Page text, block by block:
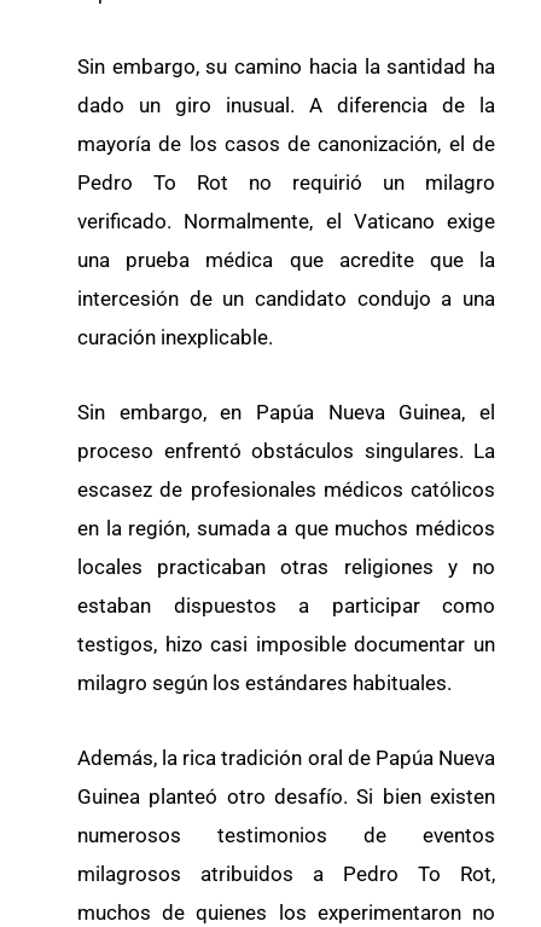
Sin embargo, su camino hacia la santidad ha
dado un giro inusual. A diferencia de la
mayoría de los casos de canonización, el de
Pedro To Rot no requirió un milagro
verificado. Normalmente, el Vaticano exige
una prueba médica que acredite que la
intercesión de un candidato condujo a una
curación inexplicable.
Sin embargo, en Papúa Nueva Guinea, el
proceso enfrentó obstáculos singulares. La
escasez de profesionales médicos católicos
en la región, sumada a que muchos médicos
locales practicaban otras religiones y no
estaban dispuestos a participar como
testigos, hizo casi imposible documentar un
milagro según los estándares habituales.
Además, la rica tradición oral de Papúa Nueva
Guinea planteó otro desafío. Si bien existen
numerosos testimonios de eventos
milagrosos atribuidos a Pedro To Rot,
muchos de quienes los experimentaron no